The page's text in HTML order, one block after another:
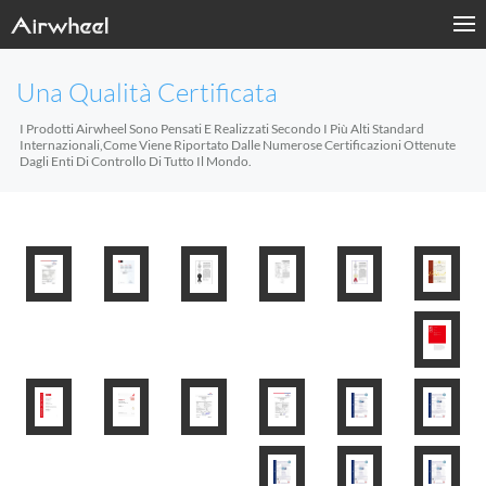
Una Qualità Certificata
I Prodotti Airwheel Sono Pensati E Realizzati Secondo I Più Alti Standard
Internazionali,come Viene Riportato Dalle Numerose Certificazioni Ottenute
Dagli Enti Di Controllo Di Tutto Il Mondo.